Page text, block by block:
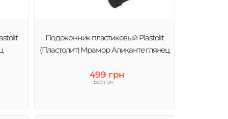
Подоконник пластиковый Plastolit
(Пластолит) Мрамор Аликанте глянец
499 грн
550 грн